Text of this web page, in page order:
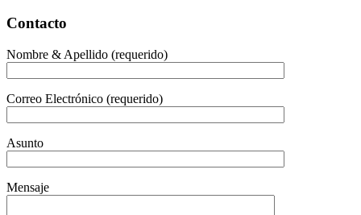
Contacto
Nombre & Apellido (requerido)
Correo Electrónico (requerido)
Asunto
Mensaje